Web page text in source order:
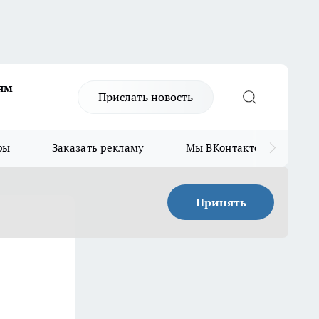
Прислать новость
Заказать рекламу Мы ВКонтакте
Принять